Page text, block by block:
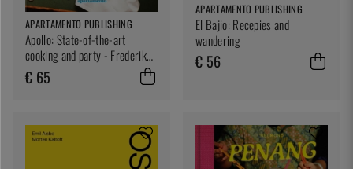
APARTAMENTO PUBLISHING
Apollo: State-of-the-art
cooking and party - Frederik
Bille Brahe
€ 65
APARTAMENTO PUBLISHING
El Bajio: Recepies and
wandering
€ 56